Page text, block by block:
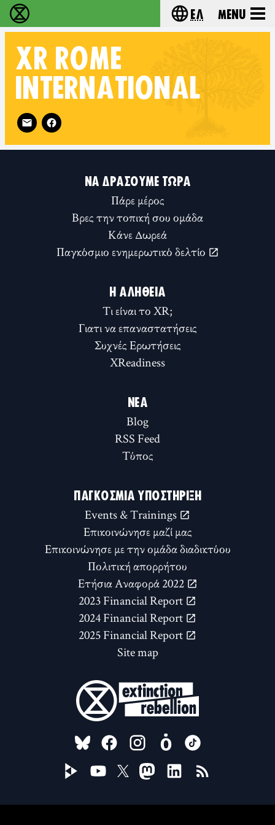
Extinction Rebellion - Home Choose your
Ελ Menu
XR ROME
INTERNATIONAL
Follow XR Rome International on
ΝΑ ΔΡΆΣΟΥΜΕ ΤΏΡΑ
Πάρε μέρος
Βρες την τοπική σου ομάδα
Κάνε Δωρεά
Παγκόσμιο ενημερωτικό δελτίο
Η ΑΛΉΘΕΙΑ
Τι είναι το XR;
Γιατι να επαναστατήσεις
Συχνές Ερωτήσεις
XReadiness
ΝΈΑ
Blog
RSS Feed
Τύπος
ΠΑΓΚΌΣΜΙΑ ΥΠΟΣΤΉΡΙΞΗ
Events & Trainings
Επικοινώνησε μαζί μας
Επικοινώνησε με την ομάδα διαδικτύου
Πολιτική απορρήτου
Ετήσια Αναφορά 2022
2023 Financial Report
2024 Financial Report
2025 Financial Report
Site map
FOLLOW US ON